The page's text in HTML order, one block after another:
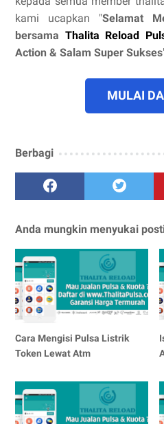
kami ucapkan "Selamat
bersama Thalita Reload
Action & Salam Super Sukses
MULAI
Berbagi
Anda mungkin menyukai
Cara Mengisi Pulsa Listrik
Token Lewat Atm